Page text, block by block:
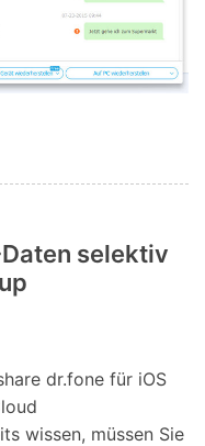
selektiv
dr.fone für iOS
wissen, müssen Sie